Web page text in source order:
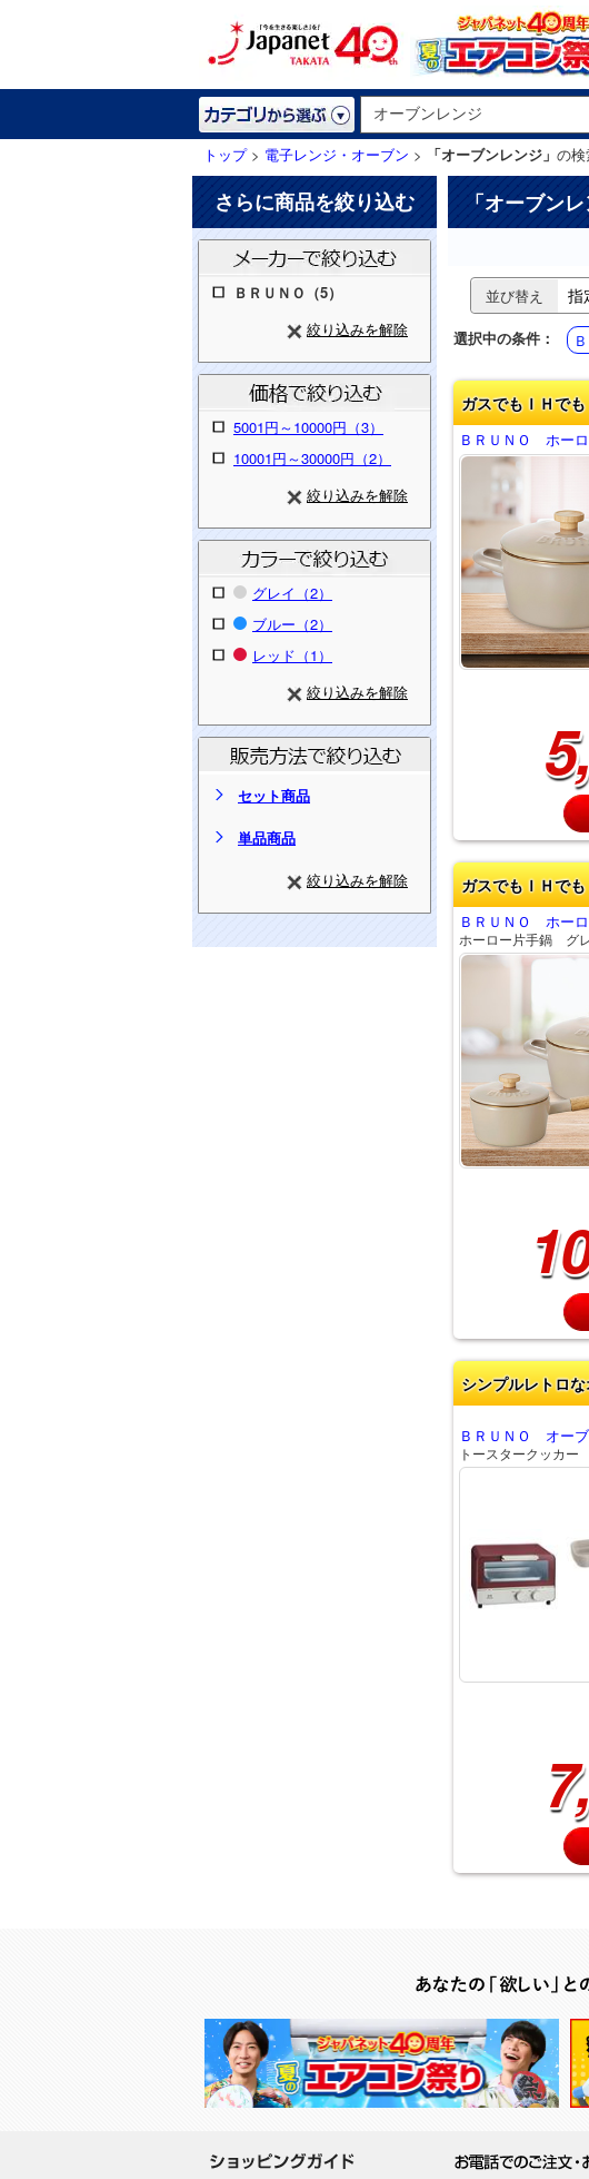
トップ> 電子レンジ・オーブン > 「オーブンレンジ」 の
さらに商品を絞り込む
ＢＲＵＮＯ（5）
絞り込みを解除
5001円～10000円（3）
10001円～30000円（2）
絞り込みを解除
グレイ（2）
ブルー（2）
レッド（1）
絞り込みを解除
セット商品
単品商品
絞り込みを解除
「オーブン
並び替え
選択中の条件：
ガスでもＩＨで
ＢＲＵＮＯ ホー
ガスでもＩＨで
ＢＲＵＮＯ ホー
ホーロー片手鍋 グ
シンプルレトロ
ＢＲＵＮＯ オー
トースタークッカ